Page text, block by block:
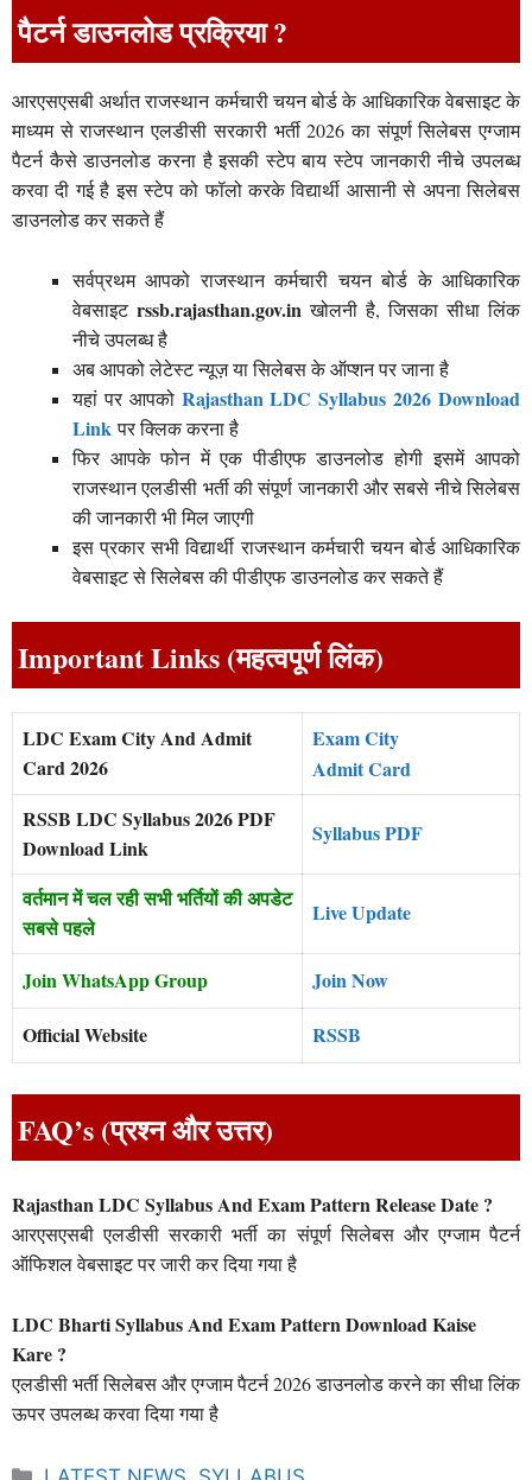
पैटर्न डाउनलोड प्रक्रिया ?
आरएसएसबी अर्थात राजस्थान कर्मचारी चयन बोर्ड के आधिकारिक वेबसाइट के
माध्यम से राजस्थान एलडीसी सरकारी भर्ती 2026 का संपूर्ण सिलेबस एग्जाम
पैटर्न कैसे डाउनलोड करना है इसकी स्टेप बाय स्टेप जानकारी नीचे उपलब्ध
करवा दी गई है इस स्टेप को फॉलो करके विद्यार्थी आसानी से अपना सिलेबस
डाउनलोड कर सकते हैं
सर्वप्रथम आपको राजस्थान कर्मचारी चयन बोर्ड के आधिकारिक
वेबसाइट rssb.rajasthan.gov.in खोलनी है, जिसका सीधा लिंक
नीचे उपलब्ध है
अब आपको लेटेस्ट न्यूज़ या सिलेबस के ऑप्शन पर जाना है
यहां पर आपको Rajasthan LDC Syllabus 2026 Download
Link पर क्लिक करना है
फिर आपके फोन में एक पीडीएफ डाउनलोड होगी इसमें आपको
राजस्थान एलडीसी भर्ती की संपूर्ण जानकारी और सबसे नीचे सिलेबस
की जानकारी भी मिल जाएगी
इस प्रकार सभी विद्यार्थी राजस्थान कर्मचारी चयन बोर्ड आधिकारिक
वेबसाइट से सिलेबस की पीडीएफ डाउनलोड कर सकते हैं
Important Links (महत्वपूर्ण लिंक)
LDC Exam City And Admit
Card 2026
Exam City
Admit Card
RSSB LDC Syllabus 2026 PDF
Download Link
Syllabus PDF
वर्तमान में चल रही सभी भर्तियों की अपडेट
सबसे पहले
Live Update
Join WhatsApp Group
Join Now
Official Website
RSSB
FAQ’s (प्रश्न और उत्तर)
Rajasthan LDC Syllabus And Exam Pattern Release Date ?
आरएसएसबी एलडीसी सरकारी भर्ती का संपूर्ण सिलेबस और एग्जाम पैटर्न
ऑफिशल वेबसाइट पर जारी कर दिया गया है
LDC Bharti Syllabus And Exam Pattern Download Kaise
Kare ?
एलडीसी भर्ती सिलेबस और एग्जाम पैटर्न 2026 डाउनलोड करने का सीधा लिंक
ऊपर उपलब्ध करवा दिया गया है
Categories